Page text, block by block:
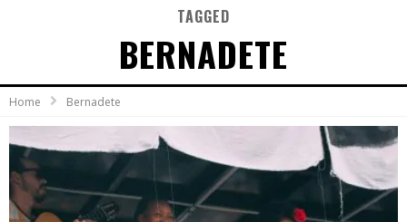
A subida da rampa é diferente!
Faça o bem! Mas, sem olhar a quem!?
Novo single de Arnaldo Tifu, “De Testa” explora brasilidade em sons, cores e símbolos
TAGGED
BERNADETE
Home Bernadete